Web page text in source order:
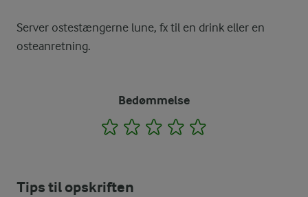
Server ostestængerne lune, fx til en drink eller en
osteanretning.
Bedømmelse
1 2 3 4
Tips til opskriften